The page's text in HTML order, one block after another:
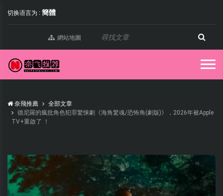
切换语言为 : 簡體
網站地圖
奈飛推薦
全部文章
德尼羅的瘋批角色犯罪驚悚劇《海角驚魂/恐怖角(劇版)》，2026年被Apple
TV+重啟了 ！